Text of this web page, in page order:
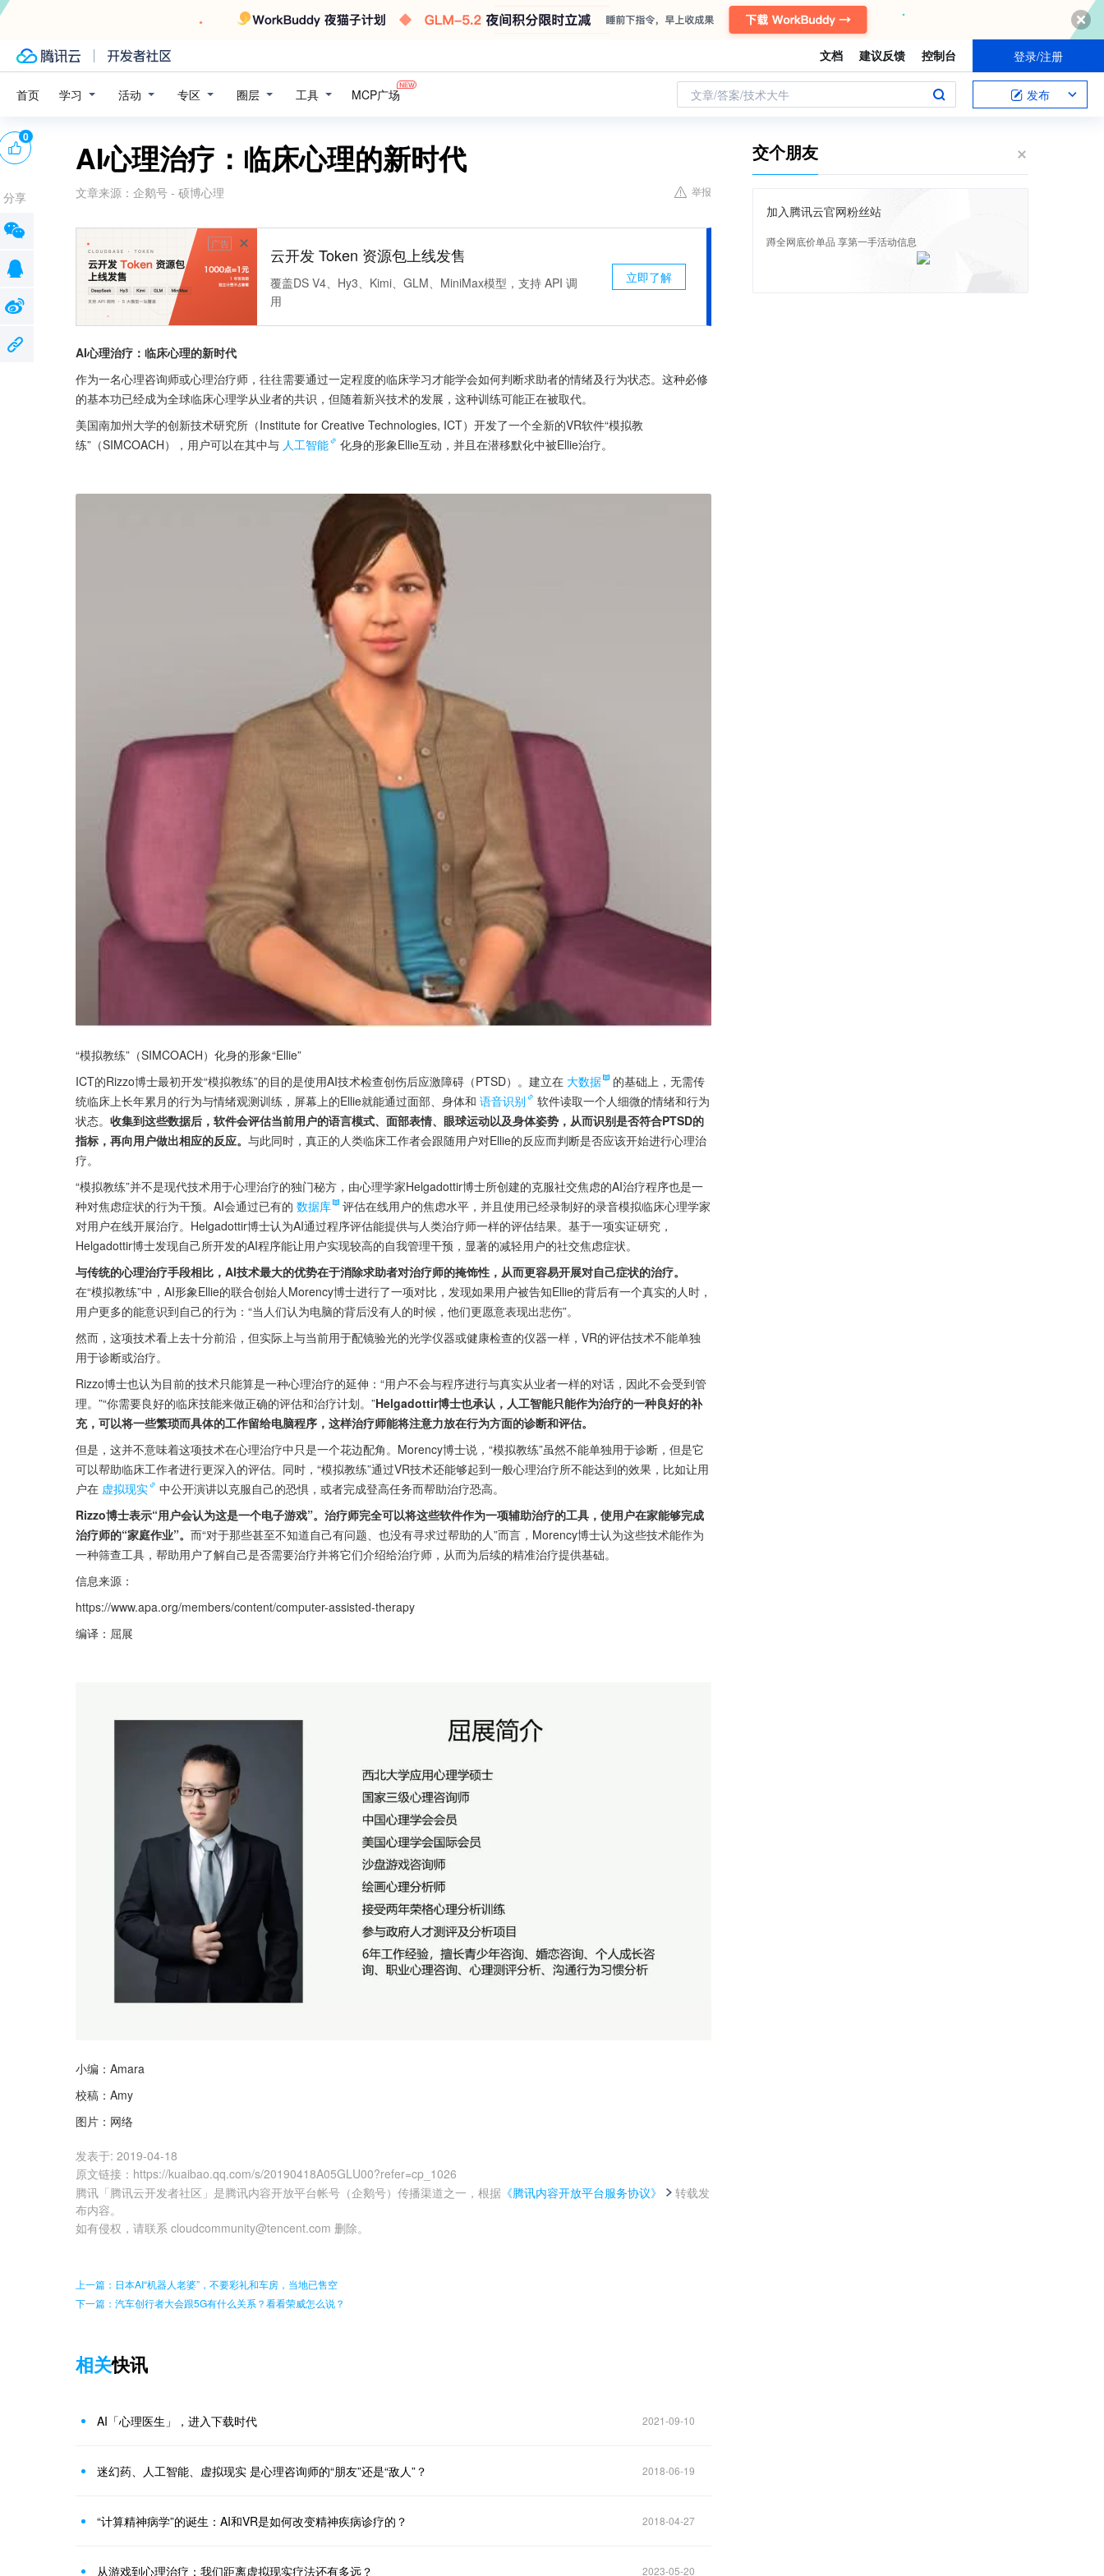
文档 建议反馈 控制台 登录/注册
首页 学习 活动 专区 圈层 工具 MCP广场 文章/答案/技术大牛 发布
AI心理治疗：临床心理的新时代
文章来源： 企鹅号 - 硕博心理 举报
广告
云开发 Token 资源包上线发售
覆盖DS V4、Hy3、Kimi、GLM、MiniMax模型，支持 API 调
用
立即了解
AI心理治疗：临床心理的新时代
作为一名心理咨询师或心理治疗师，往往需要通过一定程度的临床学习才能学会如何判断求助者的情绪及行为状态。这种必修
的基本功已经成为全球临床心理学从业者的共识，但随着新兴技术的发展，这种训练可能正在被取代。
美国南加州大学的创新技术研究所（Institute for Creative Technologies, ICT）开发了一个全新的VR软件“模拟教
练”（SIMCOACH），用户可以在其中与 人工智能 化身的形象Ellie互动，并且在潜移默化中被Ellie治疗。
“模拟教练”（SIMCOACH）化身的形象“Ellie”
ICT的Rizzo博士最初开发“模拟教练”的目的是使用AI技术检查创伤后应激障碍（PTSD）。建立在 大数据
的基础上，无需传
统临床上长年累月的行为与情绪观测训练，屏幕上的Ellie就能通过面部、身体和 语音识别
软件读取一个人细微的情绪和行为
状态。 收集到这些数据后，软件会评估当前用户的语言模式、面部表情、眼球运动以及身体姿势，从而识别是否符合PTSD的
指标，再向用户做出相应的反应。 与此同时，真正的人类临床工作者会跟随用户对Ellie的反应而判断是否应该开始进行心理治
疗。
“模拟教练”并不是现代技术用于心理治疗的独门秘方，由心理学家Helgadottir博士所创建的克服社交焦虑的AI治疗程序也是一
种对焦虑症状的行为干预。AI会通过已有的 数据库
评估在线用户的焦虑水平，并且使用已经录制好的录音模拟临床心理学家
对用户在线开展治疗。Helgadottir博士认为AI通过程序评估能提供与人类治疗师一样的评估结果。基于一项实证研究，
Helgadottir博士发现自己所开发的AI程序能让用户实现较高的自我管理干预，显著的减轻用户的社交焦虑症状。
与传统的心理治疗手段相比，AI技术最大的优势在于消除求助者对治疗师的掩饰性，从而更容易开展对自己症状的治疗。
在“模拟教练”中，AI形象Ellie的联合创始人Morency博士进行了一项对比，发现如果用户被告知Ellie的背后有一个真实的人时，
用户更多的能意识到自己的行为：“当人们认为电脑的背后没有人的时候，他们更愿意表现出悲伤”。
然而，这项技术看上去十分前沿，但实际上与当前用于配镜验光的光学仪器或健康检查的仪器一样，VR的评估技术不能单独
用于诊断或治疗。
Rizzo博士也认为目前的技术只能算是一种心理治疗的延伸：“用户不会与程序进行与真实从业者一样的对话，因此不会受到管
理。”“你需要良好的临床技能来做正确的评估和治疗计划。”Helgadottir博士也承认，人工智能只能作为治疗的一种良好的补
充，可以将一些繁琐而具体的工作留给电脑程序，这样治疗师能将注意力放在行为方面的诊断和评估。
但是，这并不意味着这项技术在心理治疗中只是一个花边配角。Morency博士说，“模拟教练”虽然不能单独用于诊断，但是它
可以帮助临床工作者进行更深入的评估。同时，“模拟教练”通过VR技术还能够起到一般心理治疗所不能达到的效果，比如让用
户在 虚拟现实
中公开演讲以克服自己的恐惧，或者完成登高任务而帮助治疗恐高。
Rizzo博士表示“用户会认为这是一个电子游戏”。治疗师完全可以将这些软件作为一项辅助治疗的工具，使用户在家能够完成
治疗师的“家庭作业”。 而“对于那些甚至不知道自己有问题、也没有寻求过帮助的人”而言，Morency博士认为这些技术能作为
一种筛查工具，帮助用户了解自己是否需要治疗并将它们介绍给治疗师，从而为后续的精准治疗提供基础。
信息来源：
https://www.apa.org/members/content/computer-assisted-therapy
编译：屈展
小编：Amara
校稿：Amy
图片：网络
发表于: 2019-04-18
原文链接 ： https://kuaibao.qq.com/s/20190418A05GLU00?refer=cp_1026
腾讯「腾讯云开发者社区」是腾讯内容开放平台帐号（企鹅号）传播渠道之一，根据 《腾讯内容开放平台服务协议》
转载发
布内容。
如有侵权，请联系 cloudcommunity@tencent.com 删除。
0
分享
上一篇：日本AI“机器人老婆”，不要彩礼和车房，当地已售空
下一篇：汽车创行者大会跟5G有什么关系？看看荣威怎么说？
相关快讯
AI「心理医生」，进入下载时代 2021-09-10
迷幻药、人工智能、虚拟现实 是心理咨询师的“朋友”还是“敌人”？ 2018-06-19
“计算精神病学”的诞生：AI和VR是如何改变精神疾病诊疗的？ 2018-04-27
从游戏到心理治疗：我们距离虚拟现实疗法还有多远？ 2023-05-20
交个朋友
加入腾讯云官网粉丝站
蹲全网底价单品 享第一手活动信息